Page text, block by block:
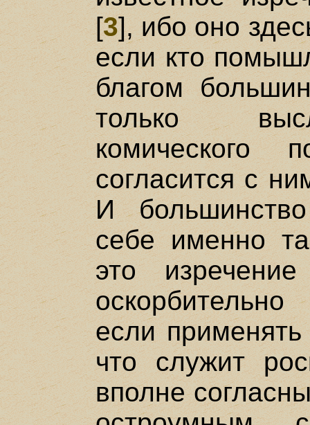
[3], ибо оно
если кто
благом
только
согласится с
И
себе именно
это
если применять
что служит
вполне